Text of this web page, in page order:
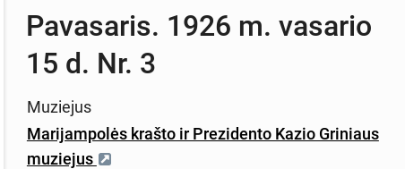
Pavasaris. 1926 m. vasario
15 d. Nr. 3
Muziejus
Marijampolės krašto ir Prezidento Kazio Griniaus
muziejus